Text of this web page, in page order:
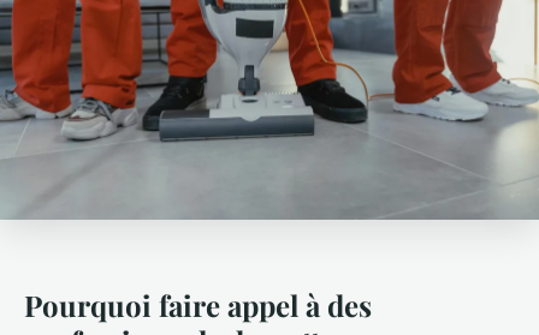
Pourquoi faire appel à des